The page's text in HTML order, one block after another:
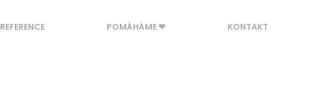
REFERENCE POMÁHÁME ❤ KONTAKT